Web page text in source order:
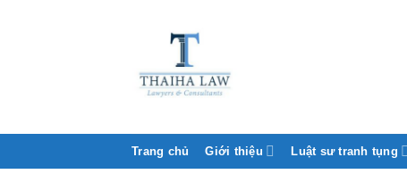
Trang chủ Giới thiệu Luật sư tranh tụng